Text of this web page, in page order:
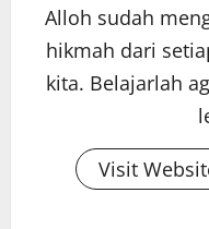
Alloh sudah
hikmah dari
kita. Belajarlah
Visit